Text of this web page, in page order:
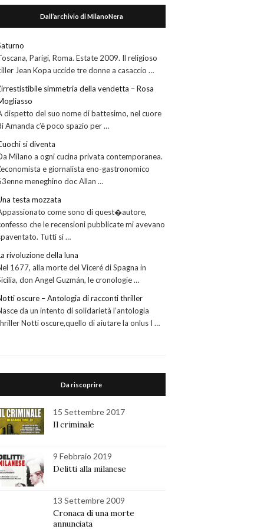
Dall’archivio di MilanoNera
Parigi, Roma. Estate 2009. Il religioso
Jean Kopa uccide tre donne a casaccio …
simmetria della vendetta – Rosa
dispetto del suo nome di battesimo, nel cuore
Amanda c’è poco spazio per …
si diventa
Milano a ogni cucina privata contemporanea.
e giornalista eno-gastronomico
meneghino doc Allan …
testa mozzata
come sono di quest�autore,
che le recensioni pubblicate mi avevano
Tutti si …
rivoluzione della luna
1677, alla morte del Viceré di Spagna in
don Angel Guzmán, le cronologie …
oscure – Antologia di racconti thriller
da un intento di solidarietà l’antologia
Notti oscure,quello di aiutare la onlus I …
Da riscoprire
15 Settembre 2017
Il criminale
9 Febbraio 2019
Delitti alla milanese
13 Settembre 2009
Cronaca di una morte
annunciata